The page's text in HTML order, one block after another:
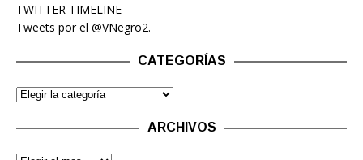
TWITTER TIMELINE
Tweets por el @VNegro2.
CATEGORÍAS
ARCHIVOS